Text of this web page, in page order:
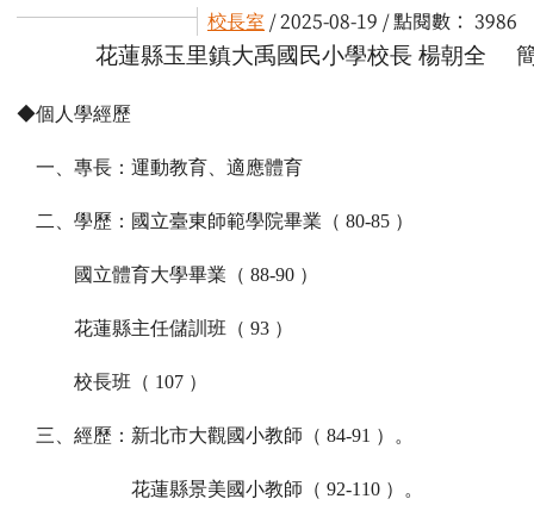
校長室 / 2025-08-19 / 點閱數： 3986
花蓮縣玉里鎮大禹國民小學校長 楊朝全
◆個人學經歷
一、專長：運動教育、適應體育
二、學歷：國立臺東師範學院畢業（ 80-85 ）
國立體育大學畢業（ 88-90 ）
花蓮縣主任儲訓班（ 93 ）
校長班（ 107 ）
三、經歷：新北市大觀國小教師（ 84-91 ）。
花蓮縣景美國小教師（ 92-110 ）。